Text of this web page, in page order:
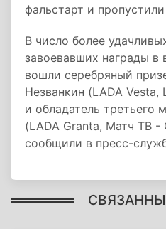
фальстарт и
В число более
завоевавших награды в
вошли серебряный
Незванкин (LADA Vesta,
и обладатель третьего
(LADA Granta, Матч ТВ -
сообщили в пресс-